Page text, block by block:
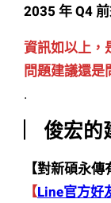
2035 年 Q4
資訊如以上，
問題建議還是
.
︳俊宏
【對新碩永
【Line官方好